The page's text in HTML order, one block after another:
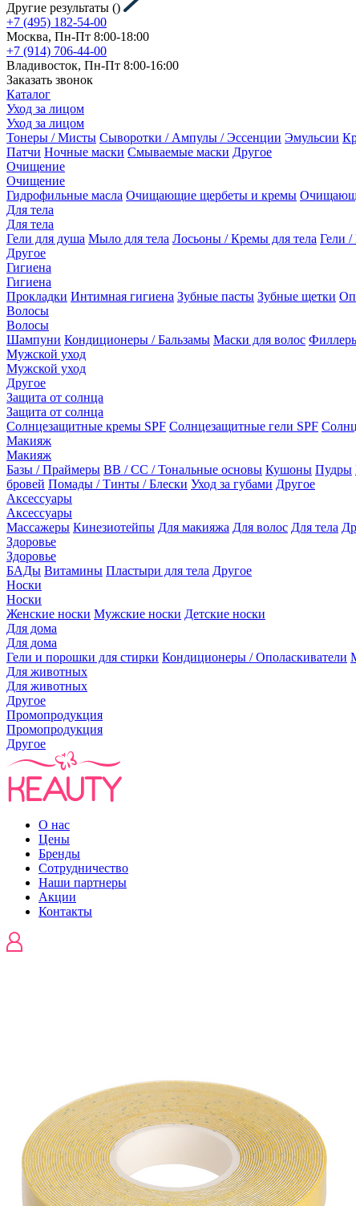
Другие результаты ()
+7 (495) 182-54-00
Москва, Пн-Пт 8:00-18:00
+7 (914) 706-44-00
Владивосток, Пн-Пт 8:00-16:00
Заказать звонок
Каталог
Уход за лицом
Уход за лицом
Тонеры / Мисты Сыворотки / Ампулы / Эссенции Эмульсии
Патчи Ночные маски Смываемые маски Другое
Очищение
Очищение
Гидрофильные масла Очищающие щербеты и кремы
Для тела
Для тела
Гели для душа Мыло для тела Лосьоны / Кремы для тела Гели /
Другое
Гигиена
Гигиена
Прокладки Интимная гигиена Зубные пасты Зубные щетки
Волосы
Волосы
Шампуни Кондиционеры / Бальзамы Маски для волос
Мужской уход
Мужской уход
Другое
Защита от солнца
Защита от солнца
Солнцезащитные кремы SPF Солнцезащитные гели SPF
Макияж
Макияж
Базы / Праймеры BB / CC / Тональные основы Кушоны Пудры
бровей Помады / Тинты / Блески Уход за губами Другое
Аксессуары
Аксессуары
Массажеры Кинезиотейпы Для макияжа Для волос Для тела
Здоровье
Здоровье
БАДы Витамины Пластыри для тела Другое
Носки
Носки
Женские носки Мужские носки Детские носки
Для дома
Для дома
Гели и порошки для стирки Кондиционеры / Ополаскиватели
Для животных
Для животных
Другое
Промопродукция
Промопродукция
Другое
О нас
Цены
Бренды
Сотрудничество
Наши партнеры
Акции
Контакты